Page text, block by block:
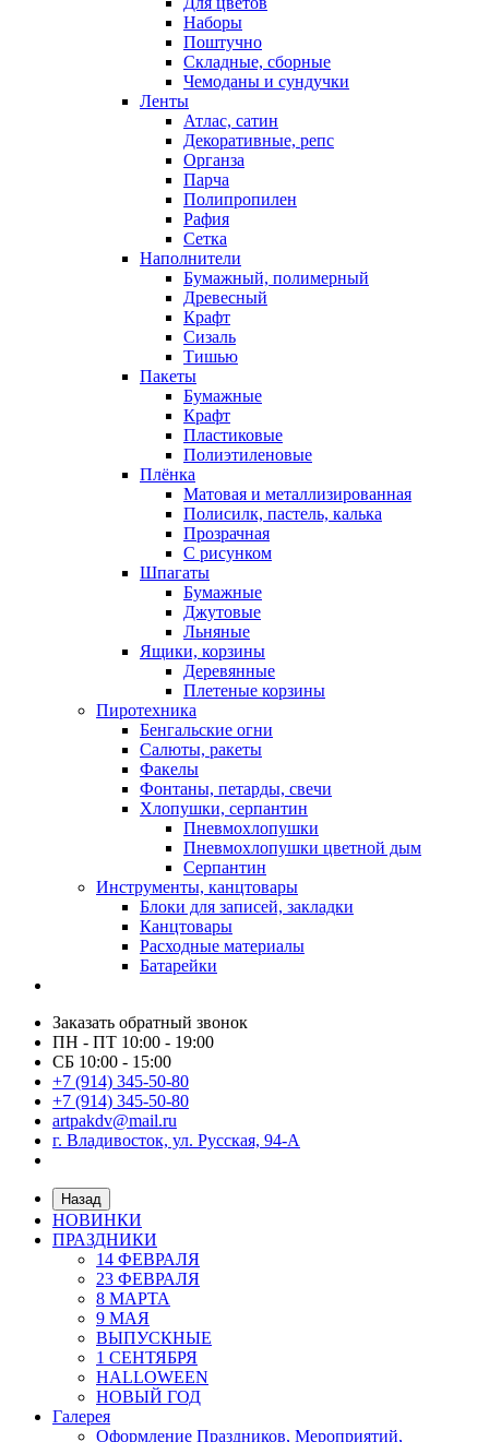
Наборы
Поштучно
Складные, сборные
Чемоданы и сундучки
Ленты
Атлас, сатин
Декоративные, репс
Органза
Парча
Полипропилен
Рафия
Сетка
Наполнители
Бумажный, полимерный
Древесный
Крафт
Сизаль
Тишью
Пакеты
Бумажные
Крафт
Пластиковые
Полиэтиленовые
Плёнка
Матовая и металлизированная
Полисилк, пастель, калька
Прозрачная
С рисунком
Шпагаты
Бумажные
Джутовые
Льняные
Ящики, корзины
Деревянные
Плетеные корзины
Пиротехника
Бенгальские огни
Салюты, ракеты
Факелы
Фонтаны, петарды, свечи
Хлопушки, серпантин
Пневмохлопушки
Пневмохлопушки цветной дым
Серпантин
Инструменты, канцтовары
Блоки для записей, закладки
Канцтовары
Расходные материалы
Батарейки
Заказать обратный звонок
ПН - ПТ 10:00 - 19:00
СБ 10:00 - 15:00
+7 (914) 345-50-80
+7 (914) 345-50-80
artpakdv@mail.ru
г. Владивосток, ул. Русская, 94-А
Назад
НОВИНКИ
ПРАЗДНИКИ
14 ФЕВРАЛЯ
23 ФЕВРАЛЯ
8 МАРТА
9 МАЯ
ВЫПУСКНЫЕ
1 СЕНТЯБРЯ
HALLOWEEN
НОВЫЙ ГОД
Галерея
Оформление Праздников, Мероприятий,